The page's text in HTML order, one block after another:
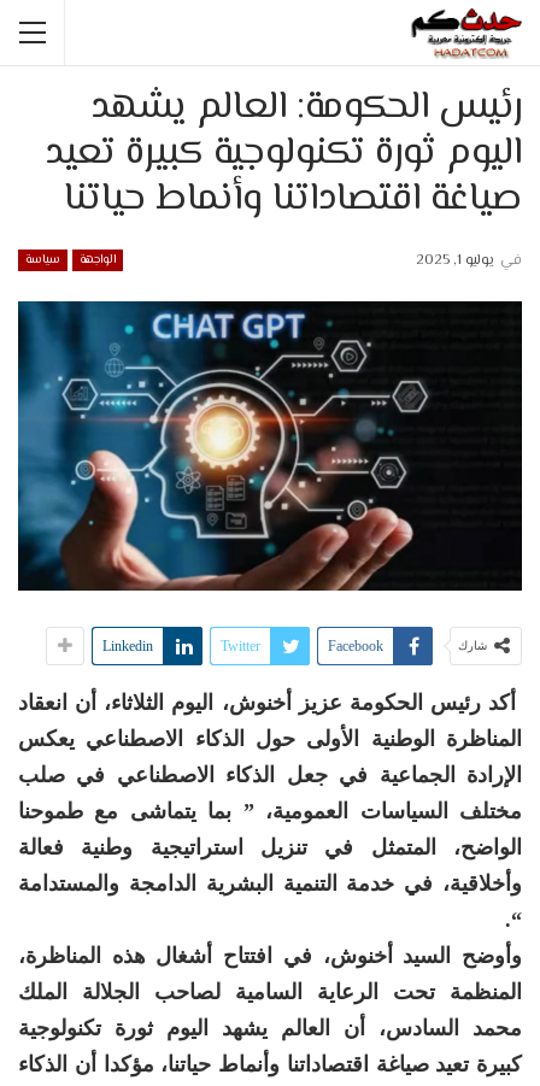
رئيس الحكومة: العالم يشهد
اليوم ثورة تكنولوجية كبيرة تعيد
صياغة اقتصاداتنا وأنماط حياتنا
الواجهة سياسة في يوليو 1, 2025
شارك Facebook
Twitter
Linkedin
أكد رئيس الحكومة عزيز أخنوش، اليوم الثلاثاء، أن انعقاد
المناظرة الوطنية الأولى حول الذكاء الاصطناعي يعكس
الإرادة الجماعية في جعل الذكاء الاصطناعي في صلب
مختلف السياسات العمومية، ” بما يتماشى مع طموحنا
الواضح، المتمثل في تنزيل استراتيجية وطنية فعالة
وأخلاقية، في خدمة التنمية البشرية الدامجة والمستدامة
“.
وأوضح السيد أخنوش، في افتتاح أشغال هذه المناظرة،
المنظمة تحت الرعاية السامية لصاحب الجلالة الملك
محمد السادس، أن العالم يشهد اليوم ثورة تكنولوجية
كبيرة تعيد صياغة اقتصاداتنا وأنماط حياتنا، مؤكدا أن الذكاء